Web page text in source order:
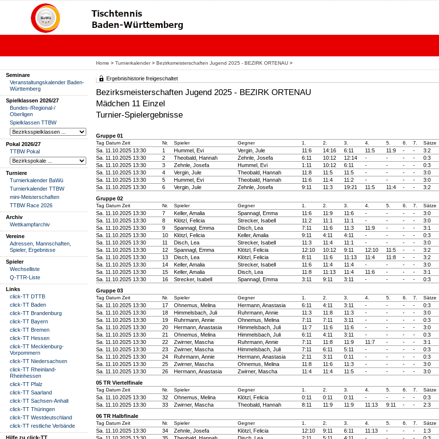
Home > Turnierkalender> Bezirksmeisterschaften Jugend 2025 - BEZIRK ORTENAU >
Seminare
Veranstaltungskalender Baden-
Württemberg
Spielklassen 2026/27
Bundes-/Regional-/
Oberligen
Spielklassen TTBW
Pokal 2026/27
TTBW Pokal
Turniere
Turnierkalender BaWü
Turnierkalender TTBW
mini-Meisterschaften
TTBW Race 2026
Archiv
Wettkampfarchiv
Vereine
Adressen, Mannschaften,
Spieler, Ergebnisse
Spieler
Wechselliste
Q-TTR-Liste
Links
click-TT DTTB
click-TT Baden
click-TT Brandenburg
click-TT Bayern
click-TT Bremen
click-TT Hessen
click-TT Mecklenburg-
Vorpommern
click-TT Niedersachsen
click-TT Rheinland-
Rheinhessen
click-TT Pfalz
click-TT Saarland
click-TT Sachsen-Anhalt
click-TT Thüringen
click-TT Westdeutschland
click-TT restliche Verbände
Hilfe zu click-TT
Ergebnishistorie freigeschaltet
Bezirksmeisterschaften Jugend 2025 - BEZIRK ORTENAU
Mädchen 11 Einzel
Turnier-Spielergebnisse
Gruppe 01
Tag Datum Zeit Nr. Spieler Gegner 1. 2. 3. 4. 5. 6. 7. Sätze
Sa. 11.10.2025 13:30 1 Hummel, Evi Vergin, Jule 11:6 14:16 6:11 11:5 11:9 - - 3:2
Sa. 11.10.2025 13:30
2 Theobald, Hannah Zehnle, Josefa 6:11 10:12 12:14 - - - - 0:3
Sa. 11.10.2025 13:30
3 Zehnle, Josefa Hummel, Evi 1:11 10:12 6:11 - - - - 0:3
Sa. 11.10.2025 13:30
4 Vergin, Jule Theobald, Hannah 11:8 11:5 11:5 - - - - 3:0
Sa. 11.10.2025 13:30
5 Hummel, Evi Theobald, Hannah 11:6 11:4 11:2 - - - - 3:0
Sa. 11.10.2025 13:30
6 Vergin, Jule Zehnle, Josefa 9:11 11:3 19:21 11:5 11:4 - - 3:2
Gruppe 02
Tag Datum Zeit Nr. Spieler Gegner 1. 2. 3. 4. 5. 6. 7. Sätze
Sa. 11.10.2025 13:30 7 Keller, Amalia Spannagl, Emma 11:6 11:9 11:6 - - - - 3:0
Sa. 11.10.2025 13:30
8 Klötzl, Felicia Strecker, Isabell 11:2 11:1 11:1 - - - - 3:0
Sa. 11.10.2025 13:30
9 Spannagl, Emma Disch, Lea 7:11 11:6 11:3 11:9 - - - 3:1
Sa. 11.10.2025 13:30
10 Klötzl, Felicia Keller, Amalia 9:11 4:11 4:11 - - - - 0:3
Sa. 11.10.2025 13:30
11 Disch, Lea Strecker, Isabell 11:3 11:4 11:1 - - - - 3:0
Sa. 11.10.2025 13:30
12 Spannagl, Emma Klötzl, Felicia 12:10 10:12 9:11 12:10 11:5 - - 3:2
Sa. 11.10.2025 13:30
13 Disch, Lea Klötzl, Felicia 8:11 11:6 11:13 11:4 11:8 - - 3:2
Sa. 11.10.2025 13:30
14 Keller, Amalia Strecker, Isabell 11:6 11:4 11:4 - - - - 3:0
Sa. 11.10.2025 13:30
15 Keller, Amalia Disch, Lea 11:8 11:13 11:4 11:6 - - - 3:1
Sa. 11.10.2025 13:30
16 Strecker, Isabell Spannagl, Emma 3:11 9:11 3:11 - - - - 0:3
Gruppe 03
Tag Datum Zeit Nr. Spieler Gegner 1. 2. 3. 4. 5. 6. 7. Sätze
Sa. 11.10.2025 13:30 17 Ohnemus, Melina Hermann, Anastasia 6:11 4:11 3:11 - - - - 0:3
Sa. 11.10.2025 13:30
18 Himmelsbach, Juli Ruhrmann, Annie 11:3 11:8 11:3 - - - - 3:0
Sa. 11.10.2025 13:30
19 Ruhrmann, Annie Ohnemus, Melina 7:11 7:11 3:11 - - - - 0:3
Sa. 11.10.2025 13:30
20 Hermann, Anastasia Himmelsbach, Juli 11:7 11:6 11:6 - - - - 3:0
Sa. 11.10.2025 13:30
21 Ohnemus, Melina Himmelsbach, Juli 6:11 4:11 3:11 - - - - 0:3
Sa. 11.10.2025 13:30
22 Zwirner, Mascha Ruhrmann, Annie 7:11 11:8 11:9 11:7 - - - 3:1
Sa. 11.10.2025 13:30
23 Zwirner, Mascha Himmelsbach, Juli 7:11 6:11 5:11 - - - - 0:3
Sa. 11.10.2025 13:30
24 Ruhrmann, Annie Hermann, Anastasia 2:11 3:11 0:11 - - - - 0:3
Sa. 11.10.2025 13:30
25 Zwirner, Mascha Ohnemus, Melina 11:8 11:6 11:3 - - - - 3:0
Sa. 11.10.2025 13:30
26 Hermann, Anastasia Zwirner, Mascha 11:4 11:4 11:5 - - - - 3:0
05 TR Viertelfinale
Tag Datum Zeit Nr. Spieler Gegner 1. 2. 3. 4. 5. 6. 7. Sätze
Sa. 11.10.2025 13:30 32 Ohnemus, Melina Klötzl, Felicia 0:11 0:11 0:11 - - - - 0:3
Sa. 11.10.2025 13:30
33 Zwirner, Mascha Theobald, Hannah 8:11 11:9 11:9 11:13 9:11 - - 2:3
06 TR Halbfinale
Tag Datum Zeit Nr. Spieler Gegner 1. 2. 3. 4. 5. 6. 7. Sätze
Sa. 11.10.2025 13:30 34 Zehnle, Josefa Klötzl, Felicia 12:10 9:11 6:11 11:13 - - - 1:3